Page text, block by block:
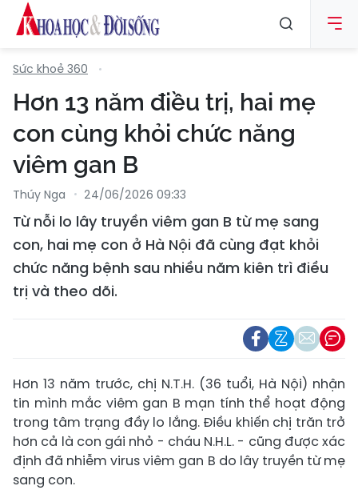
Sức khoẻ 360
Hơn 13 năm điều trị, hai mẹ
con cùng khỏi chức năng
viêm gan B
Thúy Nga 24/06/2026 09:33
Từ nỗi lo lây truyền viêm gan B từ mẹ sang
con, hai mẹ con ở Hà Nội đã cùng đạt khỏi
chức năng bệnh sau nhiều năm kiên trì điều
trị và theo dõi.
Hơn 13 năm trước, chị N.T.H. (36 tuổi, Hà Nội) nhận
tin mình mắc viêm gan B mạn tính thể hoạt động
trong tâm trạng đầy lo lắng. Điều khiến chị trăn trở
hơn cả là con gái nhỏ - cháu N.H.L. - cũng được xác
định đã nhiễm virus viêm gan B do lây truyền từ mẹ
sang con.